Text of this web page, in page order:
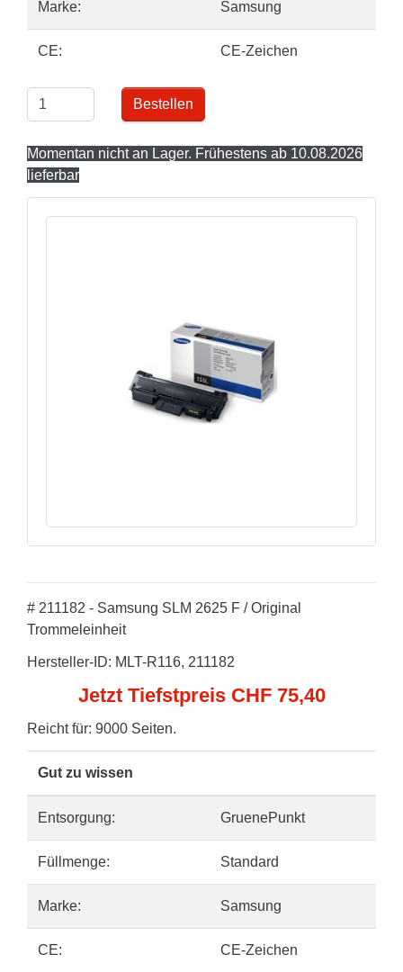
Marke: Samsung
CE: CE-Zeichen
Bestellen
Momentan nicht an Lager. Frühestens ab 10.08.2026
lieferbar
# 211182 - Samsung SLM 2625 F / Original
Trommeleinheit
Hersteller-ID: MLT-R116, 211182
Jetzt Tiefstpreis CHF 75,40
Reicht für: 9000 Seiten.
Gut zu wissen
Entsorgung: GruenePunkt
Füllmenge: Standard
Marke: Samsung
CE: CE-Zeichen